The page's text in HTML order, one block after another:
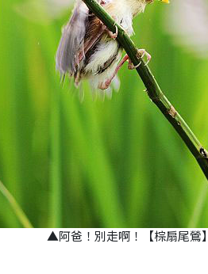
▲阿爸！別走啊！【棕扇尾鶯】